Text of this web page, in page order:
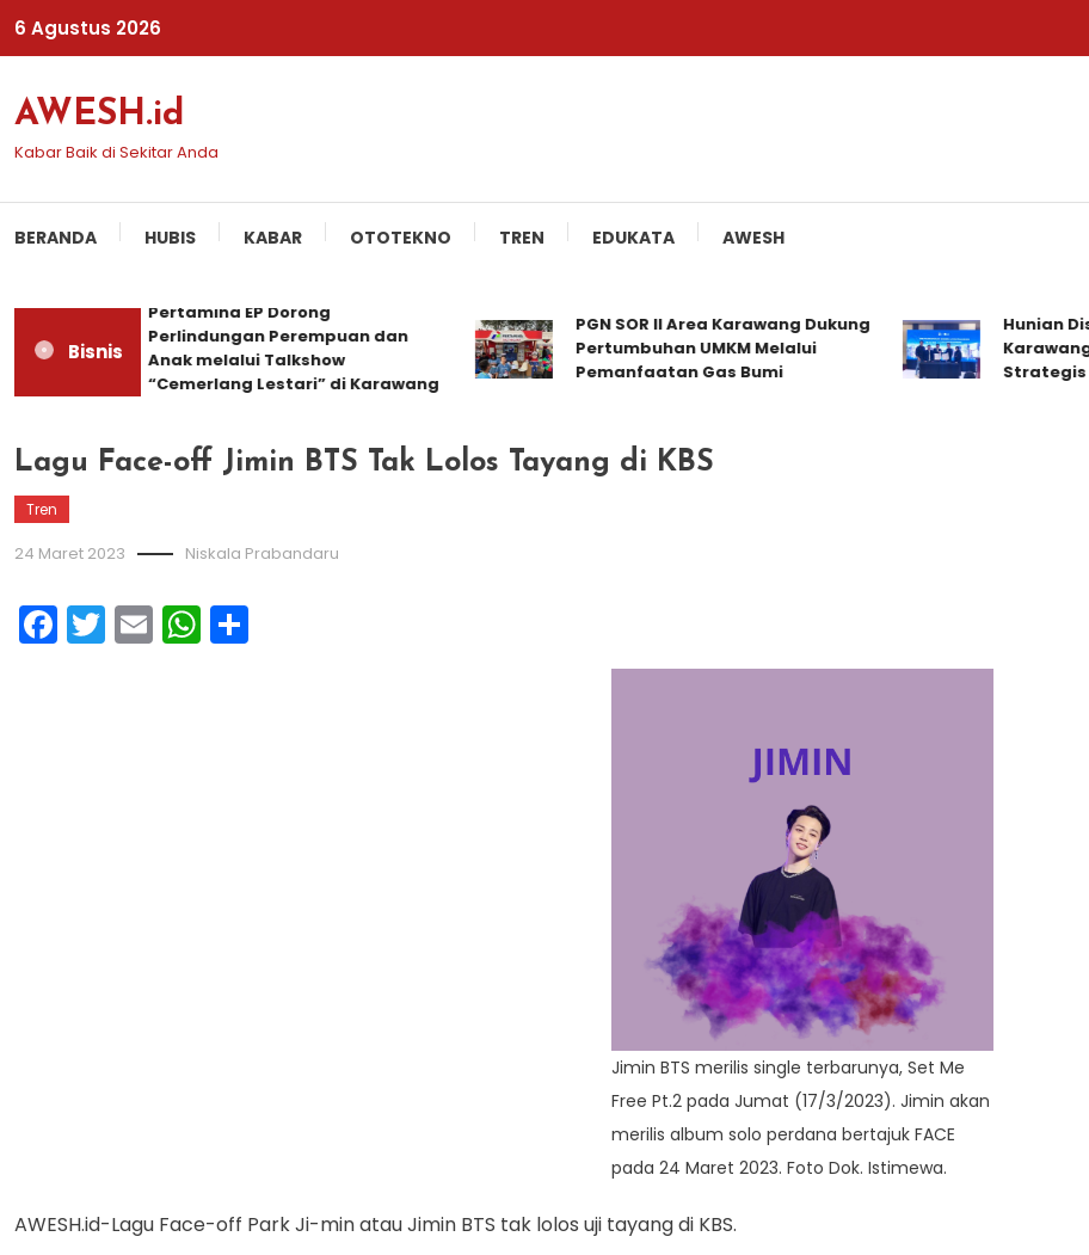
Skip
6 Agustus 2026
AWESH.id
Kabar Baik di Sekitar Anda
BERANDA HUBIS KABAR OTOTEKNO TREN EDUKATA AWESH
Bisnis
Pertamina EP Dorong
Perlindungan Perempuan dan
Anak melalui Talkshow
“Cemerlang Lestari” di Karawang
PGN SOR II Area Karawang Dukung
Pertumbuhan UMKM Melalui
Pemanfaatan Gas Bumi
Hunian
Karawang
Strategis
Lagu Face-off Jimin BTS Tak Lolos Tayang di KBS
Tren
24 Maret 2023 Niskala Prabandaru
Facebook
Twitter
EmailWhatsApp
Jimin BTS merilis single terbarunya, Set Me
Free Pt.2 pada Jumat (17/3/2023). Jimin akan
merilis album solo perdana bertajuk FACE
pada 24 Maret 2023. Foto Dok. Istimewa.
AWESH.id-Lagu Face-off Park Ji-min atau Jimin BTS tak lolos uji tayang di KBS.